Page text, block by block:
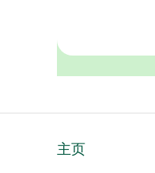
主页